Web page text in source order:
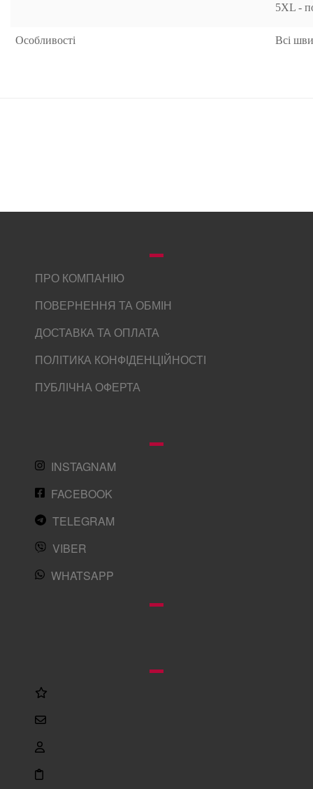
5XL -
Особливості Всі
ПРО КОМПАНІЮ
ПОВЕРНЕННЯ ТА ОБМІН
ДОСТАВКА ТА ОПЛАТА
ПОЛІТИКА КОНФІДЕНЦІЙНОСТІ
ПУБЛІЧНА ОФЕРТА
INSTAGNAM
FACEBOOK
TELEGRAM
VIBER
WHATSAPP